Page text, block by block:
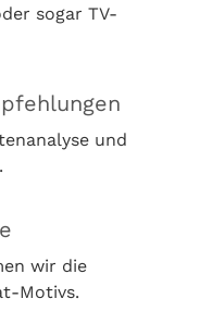
sogar TV-
und
wir die
Motivs.